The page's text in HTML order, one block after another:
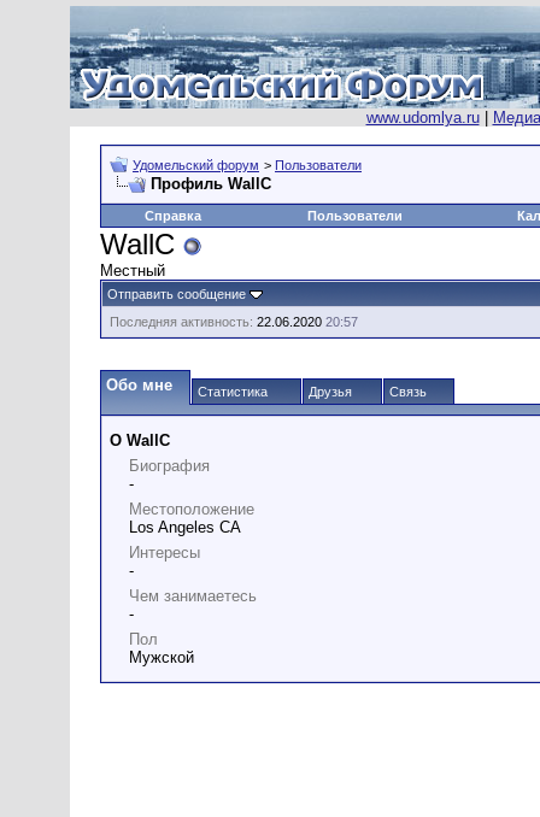
www.udomlya.ru|
Удомельский форум > Пользователи
Профиль WallC
Справка Пользователи
WallC
Местный
Отправить сообщение
Последняя активность: 22.06.2020 20:57
Обо мне Статистика Друзья Связь
О WallC
Биография
-
Местоположение
Los Angeles CA
Интересы
-
Чем занимаетесь
-
Пол
Мужской